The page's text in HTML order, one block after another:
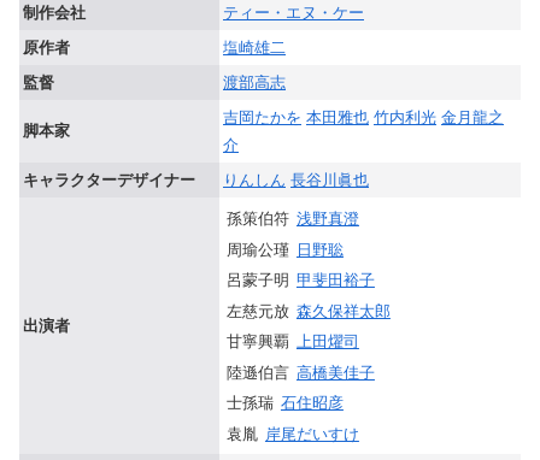
制作会社
ティー・エヌ・ケー
原作者
塩崎雄二
監督
渡部高志
脚本家
吉岡たかを 本田雅也 竹内利光 金月龍之
介
キャラクターデザイナー
りんしん 長谷川眞也
出演者
孫策伯符 浅野真澄
周瑜公瑾 日野聡
呂蒙子明 甲斐田裕子
左慈元放 森久保祥太郎
甘寧興覇 上田燿司
陸遜伯言 高橋美佳子
士孫瑞 石住昭彦
袁胤 岸尾だいすけ